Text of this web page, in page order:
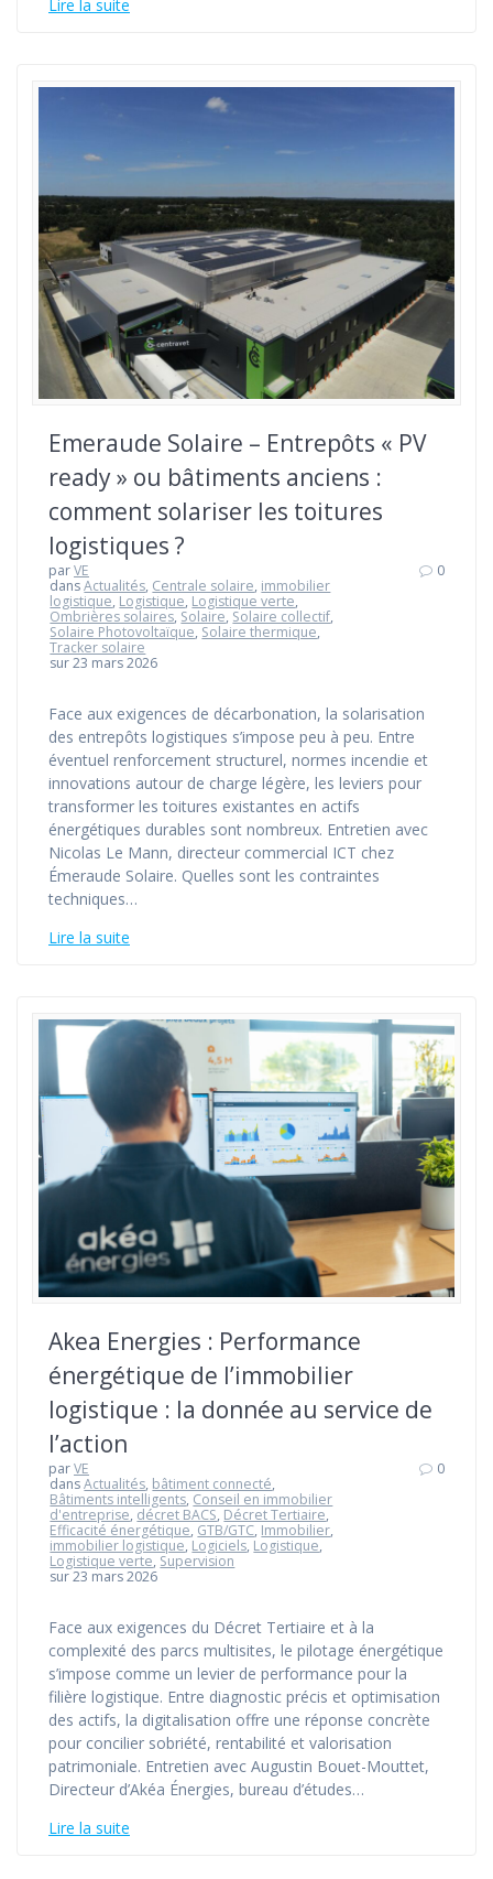
Lire la suite
Emeraude Solaire – Entrepôts « PV
ready » ou bâtiments anciens :
comment solariser les toitures
logistiques ?
parVE
dansActualités, Centrale solaire, immobilier
logistique, Logistique, Logistique verte,
Ombrières solaires, Solaire, Solaire collectif,
Solaire Photovoltaïque, Solaire thermique,
Tracker solaire
sur 23 mars 2026
0
Face aux exigences de décarbonation, la solarisation
des entrepôts logistiques s’impose peu à peu. Entre
éventuel renforcement structurel, normes incendie et
innovations autour de charge légère, les leviers pour
transformer les toitures existantes en actifs
énergétiques durables sont nombreux. Entretien avec
Nicolas Le Mann, directeur commercial ICT chez
Émeraude Solaire. Quelles sont les contraintes
techniques…
Lire la suite
Akea Energies : Performance
énergétique de l’immobilier
logistique : la donnée au service de
l’action
parVE
dansActualités, bâtiment connecté,
Bâtiments intelligents, Conseil en immobilier
d'entreprise, décret BACS, Décret Tertiaire,
Efficacité énergétique, GTB/GTC, Immobilier,
immobilier logistique, Logiciels, Logistique,
Logistique verte, Supervision
sur 23 mars 2026
0
Face aux exigences du Décret Tertiaire et à la
complexité des parcs multisites, le pilotage énergétique
s’impose comme un levier de performance pour la
filière logistique. Entre diagnostic précis et optimisation
des actifs, la digitalisation offre une réponse concrète
pour concilier sobriété, rentabilité et valorisation
patrimoniale. Entretien avec Augustin Bouet-Mouttet,
Directeur d’Akéa Énergies, bureau d’études…
Lire la suite